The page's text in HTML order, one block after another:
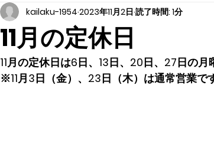
11月の定休日
kailaku-1954 2023年11月2日 読了時間: 1分
11月の定休日は6日、13日、20日、27日の月
※11月3日（金）、23日（木）は通常営業で